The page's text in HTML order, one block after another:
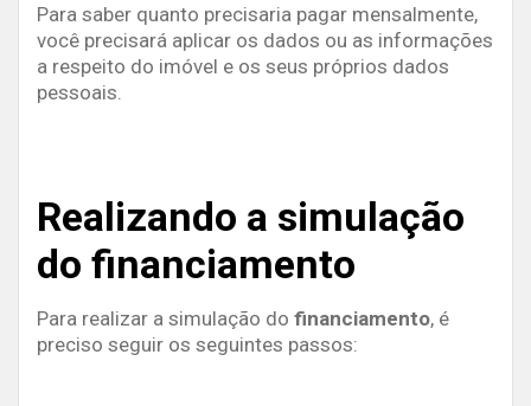
Para saber quanto precisaria pagar mensalmente,
você precisará aplicar os dados ou as informações
a respeito do imóvel e os seus próprios dados
pessoais.
Realizando a simulação
do financiamento
Para realizar a simulação do financiamento, é
preciso seguir os seguintes passos: